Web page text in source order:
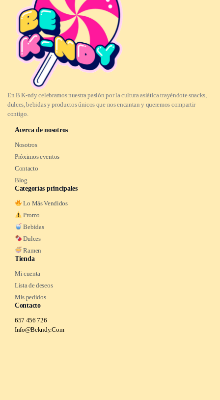
En B K-ndy celebramos nuestra pasión por la cultura asiática trayéndote snacks,
dulces, bebidas y productos únicos que nos encantan y queremos compartir
contigo.
Acerca de nosotros
Nosotros
Próximos eventos
Contacto
Blog
Categorías principales
Lo Más Vendidos
Promo
Bebidas
Dulces
Ramen
Tienda
Mi cuenta
Lista de deseos
Mis pedidos
Contacto
657 456 726
Info@Bekndy.Com